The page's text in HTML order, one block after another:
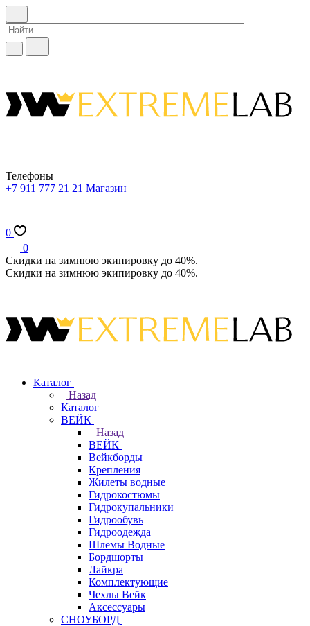
Телефоны
+7 911 777 21 21 Магазин
0
0
Скидки на зимнюю экипировку до 40%.
Скидки на зимнюю экипировку до 40%.
Каталог
Назад
Каталог
ВЕЙК
Назад
ВЕЙК
Вейкборды
Крепления
Жилеты водные
Гидрокостюмы
Гидрокупальники
Гидрообувь
Гидроодежда
Шлемы Водные
Бордшорты
Лайкра
Комплектующие
Чехлы Вейк
Аксессуары
СНОУБОРД